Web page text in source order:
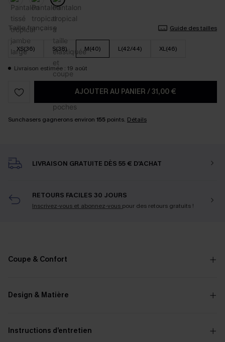
Taille française Guide des tailles
XS(36) S(38) M(40) L(42/44) XL(46)
Livraison estimée : 19 août
AJOUTER AU PANIER /31,00 €
Sunchasers gagnerons environ 155 points. Détails
LIVRAISON GRATUITE DÈS 55 € D'ACHAT
RETOURS FACILES 30 JOURS
Inscrivez-vous et abonnez-vous pour des retours gratuits !
Coupe & Confort
Design & Matière
Instructions d’entretien